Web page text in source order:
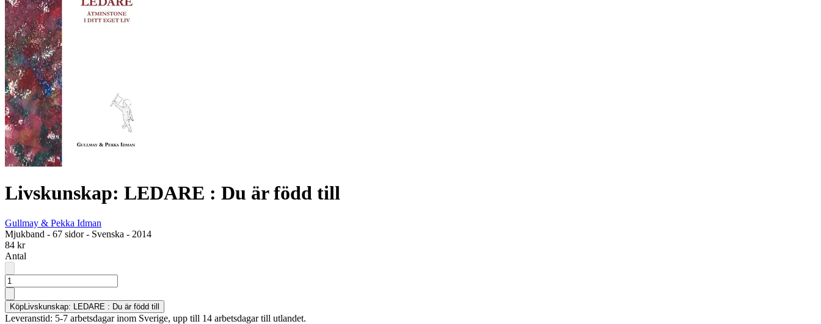
Livskunskap: LEDARE : Du är född till
Gullmay & Pekka Idman
Mjukband - 67 sidor- Svenska - 2014
84 kr
Antal
Köp Livskunskap: LEDARE : Du är född till
Leveranstid: 5-7 arbetsdagar inom Sverige, upp till 14 arbetsdagar till utlandet.